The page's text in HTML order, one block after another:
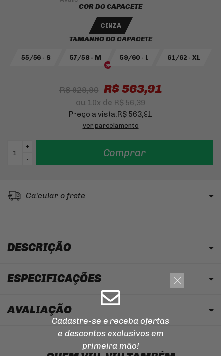
COR DO CAPACETE
CINZA
TAMANHO DO CAPACETE
55/56 - S 57/58 - M 59/60 - L 61/62 - XL
R$ 629,90 R$ 563,91
ou 10x de R$ 56,39
Preço a vista:R$ 563,91
ver parcelamento
+
-
Comprar
Calcular o frete
DESCRIÇÃO
ESPECIFICAÇÕES
AVALIAÇÃO
Cadastre-se e receba ofertas
e descontos exclusivos em
primeira mão!